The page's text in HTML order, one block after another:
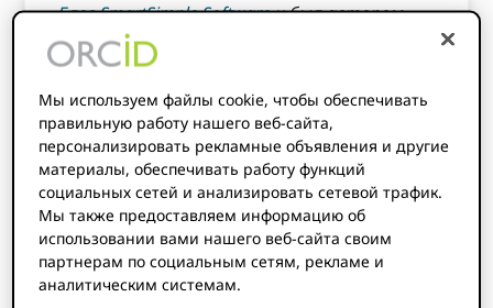
Блог SmartSimple Softwareи был автором
Джеффа Кука из SmartSimple.
Мы используем файлы cookie, чтобы обеспечивать
правильную работу нашего веб-сайта,
персонализировать рекламные объявления и другие
материалы, обеспечивать работу функций
социальных сетей и анализировать сетевой трафик.
Мы также предоставляем информацию об
использовании вами нашего веб-сайта своим
партнерам по социальным сетям, рекламе и
аналитическим системам.